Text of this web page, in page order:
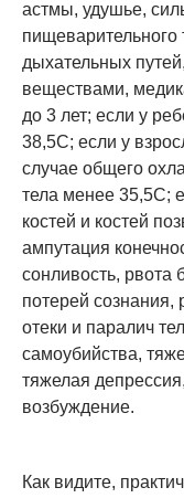
астмы, удушье,
пищеварительного
дыхательных
веществами,
до 3 лет; если у
38,5С; если у
случае общего
тела менее 35,5С;
костей и костей
ампутация
сонливость, рвота
потерей сознания,
отеки и паралич
самоубийства,
тяжелая
возбуждение.
Как видите,